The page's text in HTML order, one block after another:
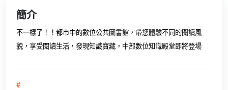
簡介
不一樣了！！都市中的數位公共圖書館，帶您體驗不同的閱讀風
貌，享受閱讀生活，發現知識寶藏，中部數位知識殿堂即將登場
#